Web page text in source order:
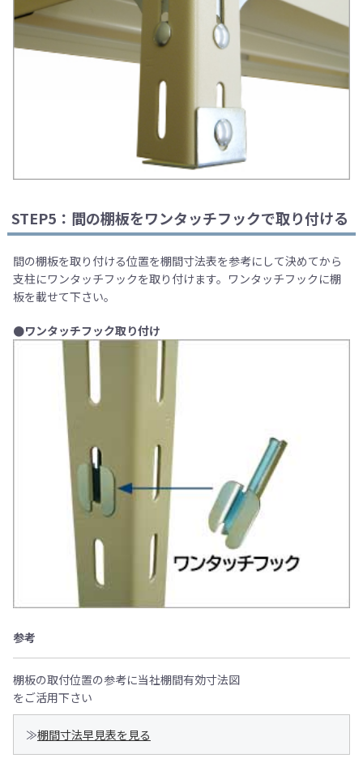
STEP5：間の棚板をワンタッチフックで取り付ける
間の棚板を取り付ける位置を棚間寸法表を参考にして決めてから
支柱にワンタッチフックを取り付けます。ワンタッチフックに棚
板を載せて下さい。
●ワンタッチフック取り付け
参考
棚板の取付位置の参考に当社棚間有効寸法図
をご活用下さい
≫棚間寸法早見表を見る